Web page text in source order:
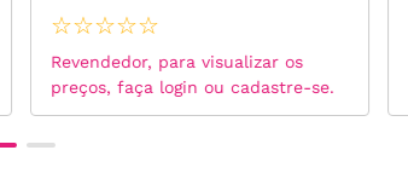
☆☆☆☆☆
Revendedor, para visualizar os
preços, faça login ou cadastre-se.